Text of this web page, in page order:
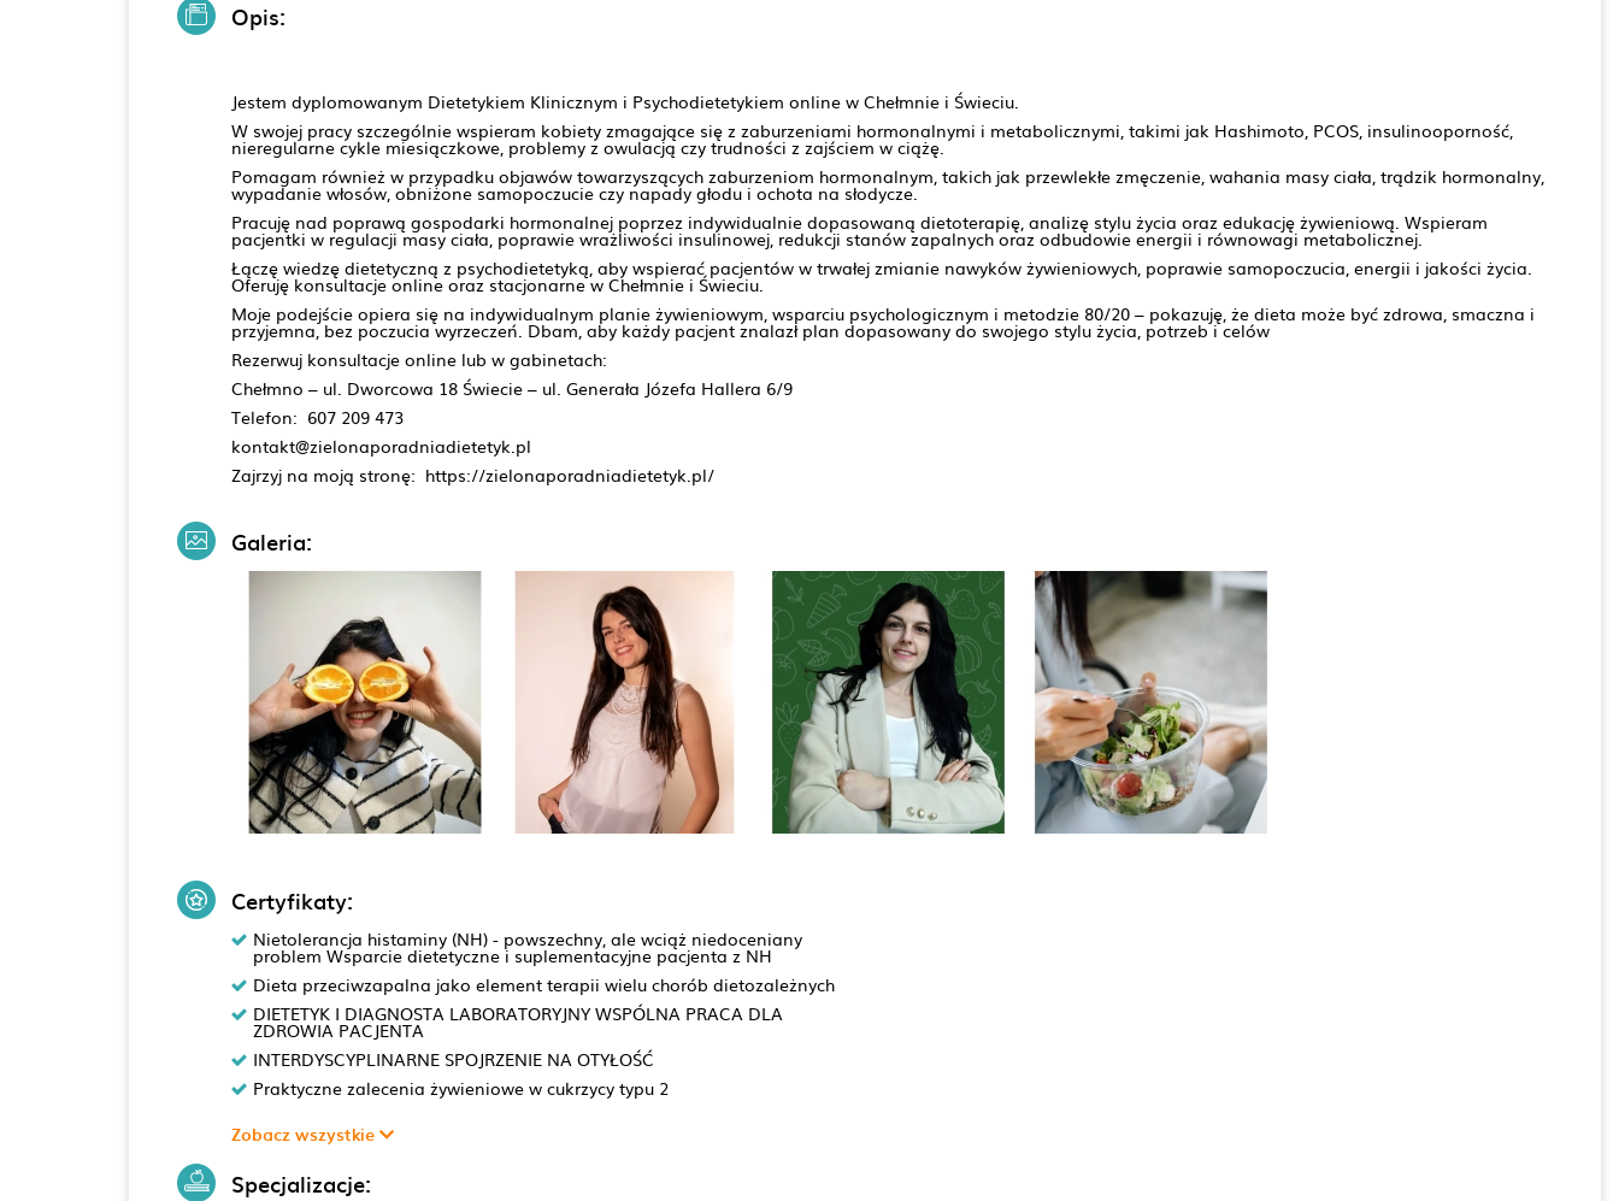
Opis:
Jestem dyplomowanym Dietetykiem Klinicznym i Psychodietetykiem online w Chełmnie i Świeciu.
W swojej pracy szczególnie wspieram kobiety zmagające się z zaburzeniami hormonalnymi i metabolicznymi, takimi jak Hashimoto, PCOS, insulinooporność,
nieregularne cykle miesiączkowe, problemy z owulacją czy trudności z zajściem w ciążę.
Pomagam również w przypadku objawów towarzyszących zaburzeniom hormonalnym, takich jak przewlekłe zmęczenie, wahania masy ciała, trądzik hormonalny,
wypadanie włosów, obniżone samopoczucie czy napady głodu i ochota na słodycze.
Pracuję nad poprawą gospodarki hormonalnej poprzez indywidualnie dopasowaną dietoterapię, analizę stylu życia oraz edukację żywieniową. Wspieram
pacjentki w regulacji masy ciała, poprawie wrażliwości insulinowej, redukcji stanów zapalnych oraz odbudowie energii i równowagi metabolicznej.
Łączę wiedzę dietetyczną z psychodietetyką, aby wspierać pacjentów w trwałej zmianie nawyków żywieniowych, poprawie samopoczucia, energii i jakości życia.
Oferuję konsultacje online oraz stacjonarne w Chełmnie i Świeciu.
Moje podejście opiera się na indywidualnym planie żywieniowym, wsparciu psychologicznym i metodzie 80/20 – pokazuję, że dieta może być zdrowa, smaczna i
przyjemna, bez poczucia wyrzeczeń. Dbam, aby każdy pacjent znalazł plan dopasowany do swojego stylu życia, potrzeb i celów
Rezerwuj konsultacje online lub w gabinetach:
Chełmno – ul. Dworcowa 18 Świecie – ul. Generała Józefa Hallera 6/9
Telefon: 607 209 473
kontakt@zielonaporadniadietetyk.pl
Zajrzyj na moją stronę: https://zielonaporadniadietetyk.pl/
Galeria:
Certyfikaty:
Nietolerancja histaminy (NH) - powszechny, ale wciąż niedoceniany
problem Wsparcie dietetyczne i suplementacyjne pacjenta z NH
Dieta przeciwzapalna jako element terapii wielu chorób dietozależnych
DIETETYK I DIAGNOSTA LABORATORYJNY WSPÓLNA PRACA DLA
ZDROWIA PACJENTA
INTERDYSCYPLINARNE SPOJRZENIE NA OTYŁOŚĆ
Praktyczne zalecenia żywieniowe w cukrzycy typu 2
Zobacz wszystkie
Specjalizacje: